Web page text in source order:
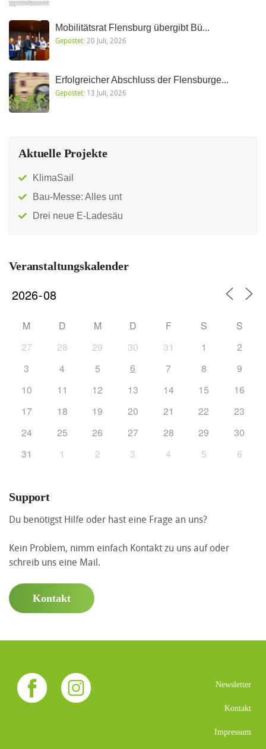
Mobilitätsrat Flensburg übergibt Bü...
Gepostet: 20 Juli, 2026
Erfolgreicher Abschluss der Flensburge...
Gepostet: 13 Juli, 2026
Aktuelle Projekte
KlimaSail
Bau-Messe: Alles unt
Drei neue E-Ladesäu
Veranstaltungskalender
M D M D F S
S
27
28 29 30 31 1
2
3
4 5 6 7 8
9
10
11 12 13 14 15
16
17
18 19 20 21 22
23
24
25 26 27 28 29
30
31
1 2 3 4 5 6
Support
Du benötigst Hilfe oder hast eine Frage an uns?
Kein Problem, nimm einfach Kontakt zu uns auf oder
schreib uns eine Mail.
Kontakt
Newsletter
Kontakt
Impressum